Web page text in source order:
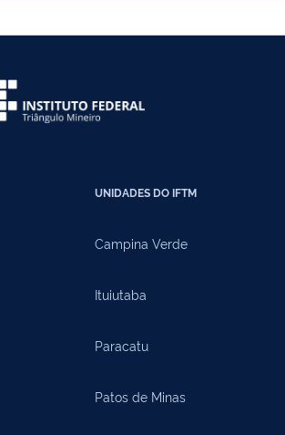
UNIDADES DO IFTM
Campina Verde
Ituiutaba
Paracatu
Patos de Minas